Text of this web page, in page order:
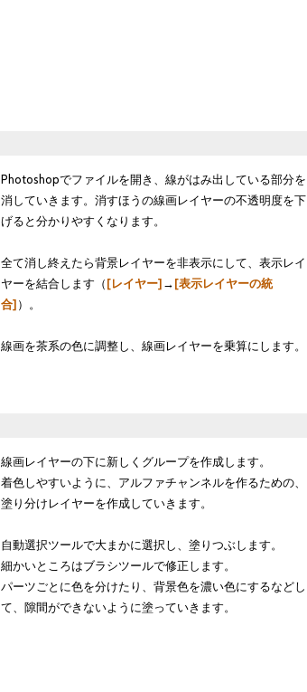
Photoshopでファイルを開き、線がはみ出している部分を
消していきます。消すほうの線画レイヤーの不透明度を下
げると分かりやすくなります。
全て消し終えたら背景レイヤーを非表示にして、表示レイ
ヤーを結合します（[レイヤー]→[表示レイヤーの統
合]）。
線画を茶系の色に調整し、線画レイヤーを乗算にします。
線画レイヤーの下に新しくグループを作成します。
着色しやすいように、アルファチャンネルを作るための、
塗り分けレイヤーを作成していきます。
自動選択ツールで大まかに選択し、塗りつぶします。
細かいところはブラシツールで修正します。
パーツごとに色を分けたり、背景色を濃い色にするなどし
て、隙間ができないように塗っていきます。